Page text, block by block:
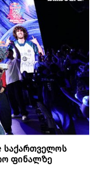
საქართველოს
ფინალზე